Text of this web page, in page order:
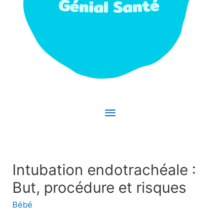
Menu
Intubation endotrachéale :
But, procédure et risques
Bébé